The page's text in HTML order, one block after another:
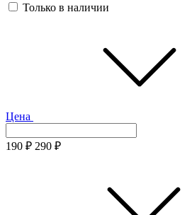
Только в наличии
Цена
190 ₽ 290 ₽